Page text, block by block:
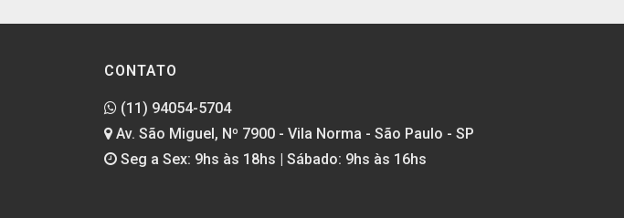
CONTATO
(11) 94054-5704
Av. São Miguel, Nº 7900 - Vila Norma - São Paulo - SP
Seg a Sex: 9hs às 18hs | Sábado: 9hs às 16hs